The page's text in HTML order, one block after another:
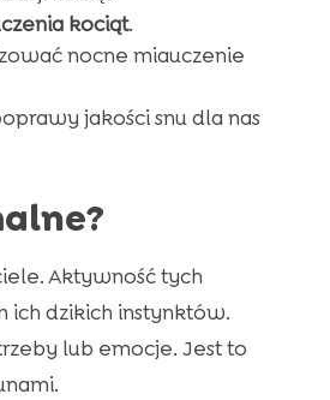
kociąt.
nocne miauczenie
jakości snu dla nas
Aktywność tych
ich dzikich instynktów.
lub emocje. Jest to